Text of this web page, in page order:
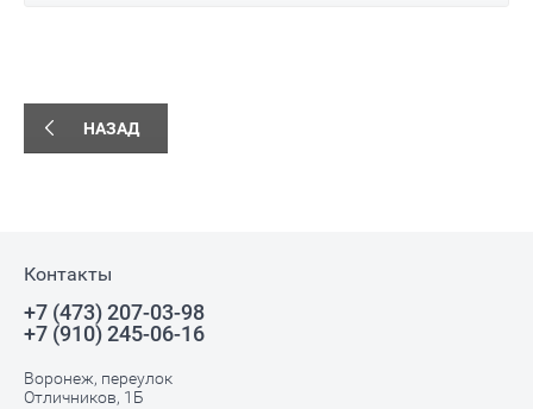
НАЗАД
Контакты
+7 (473) 207-03-98
+7 (910) 245-06-16
Воронеж, переулок
Отличников, 1Б